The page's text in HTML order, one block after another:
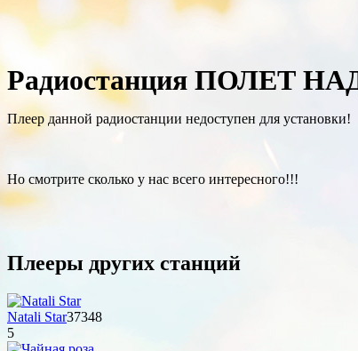
Радиостанция ПОЛЕТ
Плеер данной радиостанции недоступен для установки!
Но смотрите сколько у нас всего интересного!!!
Плееры других станций
Natali Star37348
5